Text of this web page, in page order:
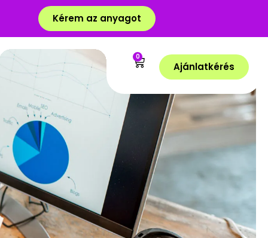
Kérem az anyagot
0
Ajánlatkérés